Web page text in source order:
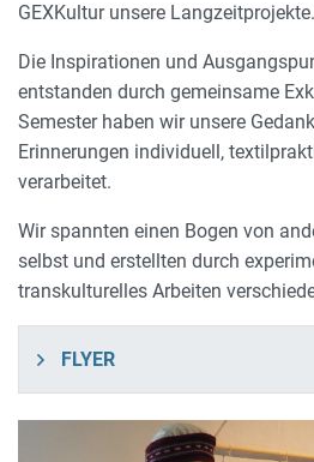
GEXKultur unsere Langzeitprojekte.
Die Inspirationen und
entstanden durch gemeinsame
Semester haben wir unsere
Erinnerungen individuell,
verarbeitet.
Wir spannten einen Bogen von
selbst und erstellten durch
transkulturelles Arbeiten
FLYER